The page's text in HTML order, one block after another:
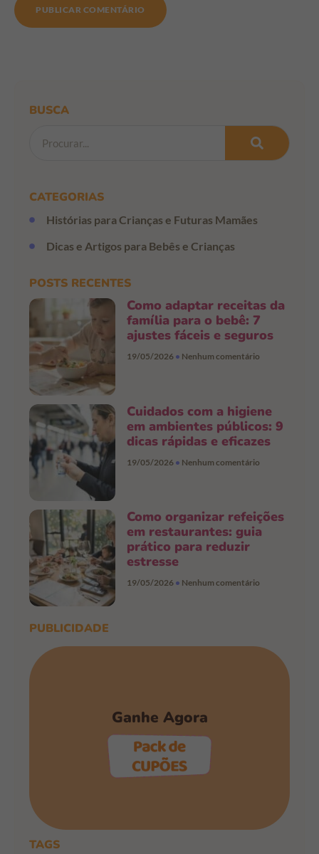
BUSCA
CATEGORIAS
Histórias para Crianças e Futuras Mamães
Dicas e Artigos para Bebês e Crianças
POSTS RECENTES
Como adaptar receitas da
família para o bebê: 7
ajustes fáceis e seguros
19/05/2026 Nenhum comentário
Cuidados com a higiene
em ambientes públicos: 9
dicas rápidas e eficazes
19/05/2026 Nenhum comentário
Como organizar refeições
em restaurantes: guia
prático para reduzir
estresse
19/05/2026 Nenhum comentário
PUBLICIDADE
Ganhe Agora
TAGS